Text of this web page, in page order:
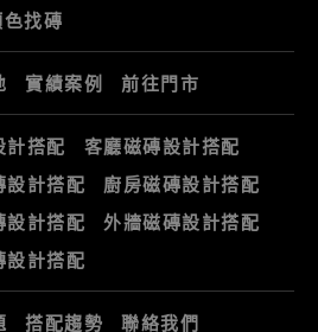
找磚
實績案例 前往門市
計搭配
客廳磁磚設計搭配
設計搭配
廚房磁磚設計搭配
設計搭配
外牆磁磚設計搭配
設計搭配
搭配趨勢 聯絡我們